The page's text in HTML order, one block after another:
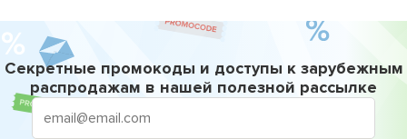
Секретные промокоды и доступы к зарубежным
распродажам в нашей полезной рассылке